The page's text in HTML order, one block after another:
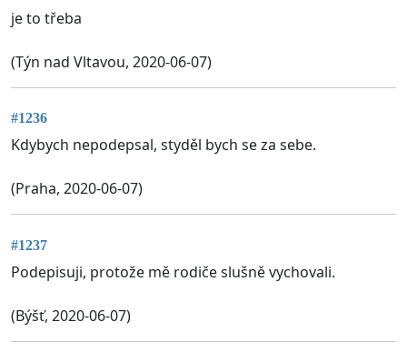
je to třeba
(Týn nad Vltavou, 2020-06-07)
#1236
Kdybych nepodepsal, styděl bych se za sebe.
(Praha, 2020-06-07)
#1237
Podepisuji, protože mě rodiče slušně vychovali.
(Býšť, 2020-06-07)